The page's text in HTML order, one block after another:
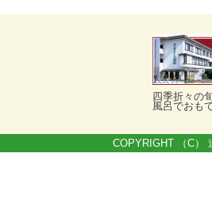
四季折々の
風呂でおも
COPYRIGHT （C）